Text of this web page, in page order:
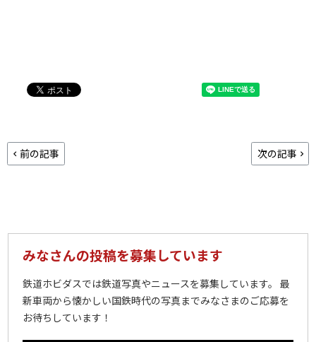
前の記事 次の記事
みなさんの投稿を募集しています
鉄道ホビダスでは鉄道写真やニュースを募集しています。 最
新車両から懐かしい国鉄時代の写真までみなさまのご応募を
お待ちしています！